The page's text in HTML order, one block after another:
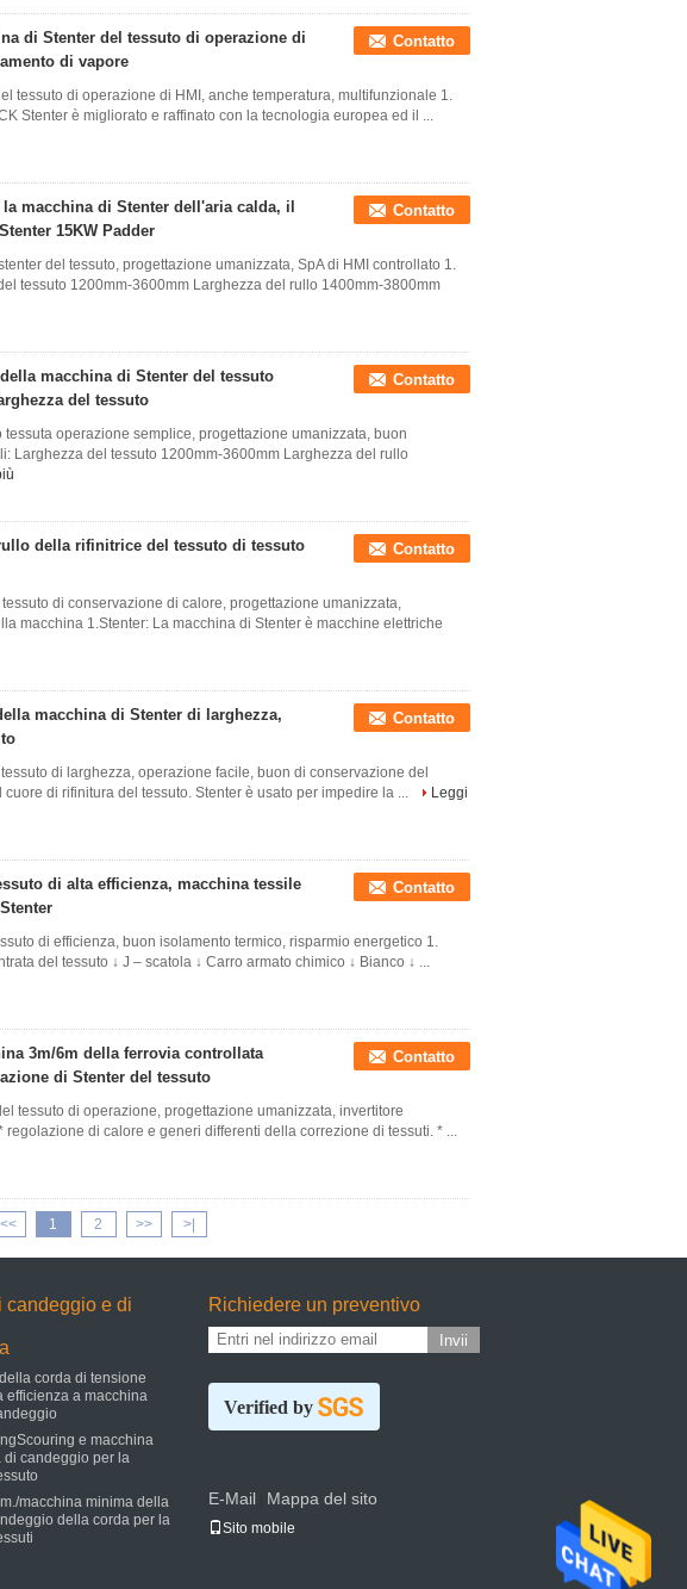
di Stenter del tessuto di operazione di
di vapore
Contatto
tessuto di operazione di HMI, anche temperatura, multifunzionale 1.
Stenter è migliorato e raffinato con la tecnologia europea ed il ...
macchina di Stenter dell'aria calda, il
15KW Padder
Contatto
del tessuto, progettazione umanizzata, SpA di HMI controllato 1.
tessuto 1200mm-3600mm Larghezza del rullo 1400mm-3800mm
macchina di Stenter del tessuto
del tessuto
Contatto
tessuta operazione semplice, progettazione umanizzata, buon
Larghezza del tessuto 1200mm-3600mm Larghezza del rullo
della rifinitrice del tessuto di tessuto
Contatto
di conservazione di calore, progettazione umanizzata,
macchina 1.Stenter: La macchina di Stenter è macchine elettriche
macchina di Stenter di larghezza,
Contatto
di larghezza, operazione facile, buon di conservazione del
di rifinitura del tessuto. Stenter è usato per impedire la ...
Leggi
di alta efficienza, macchina tessile
Contatto
di efficienza, buon isolamento termico, risparmio energetico 1.
del tessuto ↓ J – scatola ↓ Carro armato chimico ↓ Bianco ↓ ...
3m/6m della ferrovia controllata
di Stenter del tessuto
Contatto
tessuto di operazione, progettazione umanizzata, invertitore
regolazione di calore e generi differenti della correzione di tessuti. * ...
<< 1 2 >> >|
candeggio e di
corda di tensione
efficienza a macchina
e macchina
di candeggio per la
macchina minima della
della corda per la
Richiedere un preventivo
Invii
Verified by
E-Mail Mappa del sito
Sito mobile